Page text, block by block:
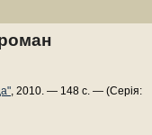
, 2010. — 148 с. — (Серія: